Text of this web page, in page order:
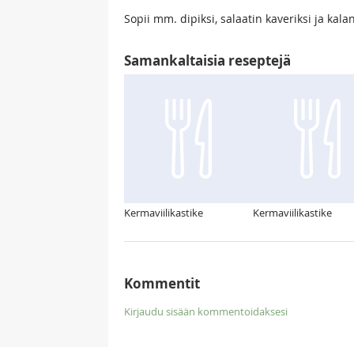
Sopii mm. dipiksi, salaatin kaveriksi ja
Samankaltaisia reseptejä
Kermaviilikastike Kermaviilikastike
Kommentit
Kirjaudu sisään kommentoidaksesi